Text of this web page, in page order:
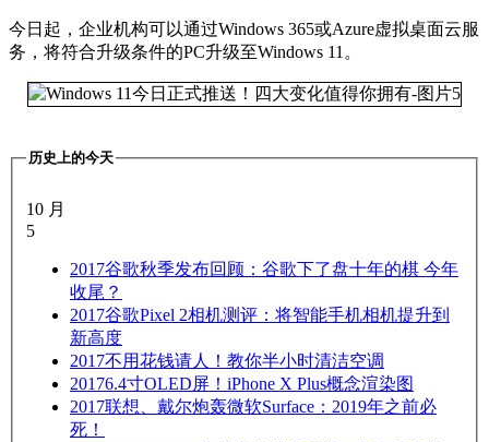
今日起，企业机构可以通过Windows 365或Azure虚拟桌面云服
务，将符合升级条件的PC升级至Windows 11。
历史上的今天
10 月
5
2017谷歌秋季发布回顾：谷歌下了盘十年的棋 今年
收尾？
2017谷歌Pixel 2相机测评：将智能手机相机提升到
新高度
2017不用花钱请人！教你半小时清洁空调
20176.4寸OLED屏！iPhone X Plus概念渲染图
2017联想、戴尔炮轰微软Surface：2019年之前必
死！